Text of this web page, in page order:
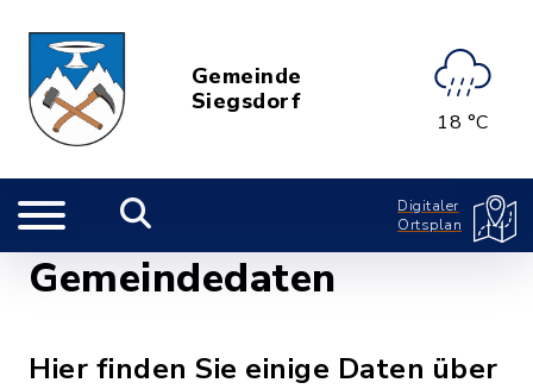
Gemeinde
Siegsdorf
18 °C
Digitaler
Ortsplan
Gemeindedaten
Hier finden Sie einige Daten über